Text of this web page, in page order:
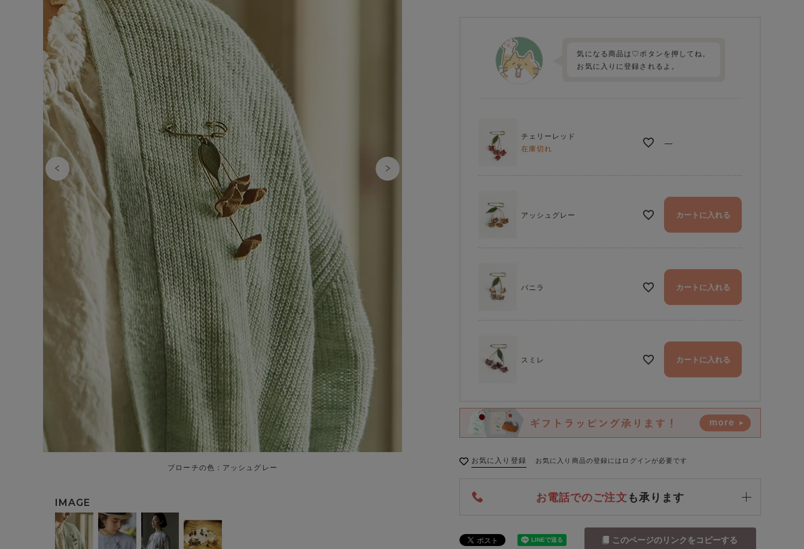
ブローチの色：アッシュグレー ブローチの色：バニラ
気になる商品は♡ボタンを押してね。
お気に入りに登録されるよ。
チェリーレッド
在庫切れ
—
アッシュグレー カートに入れる
バニラ カートに入れる
スミレ カートに入れる
お気に入り登録 お気に入り商品の登録にはログインが必要です
お電話でのご注文も承ります
このページのリンクをコピーする